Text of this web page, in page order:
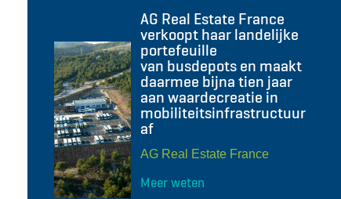
AG Real Estate France
verkoopt haar landelijke
portefeuille
van busdepots en maakt
daarmee bijna tien jaar
aan waardecreatie in
mobiliteitsinfrastructuur
af
AG Real Estate France
Meer weten